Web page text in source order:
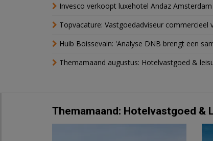
Invesco verkoopt luxehotel Andaz
Topvacature: Vastgoedadviseur
Huib Boissevain: 'Analyse DNB brengt een
Themamaand augustus: Hotelvastgoed &
Themamaand: Hotelvastgoed &